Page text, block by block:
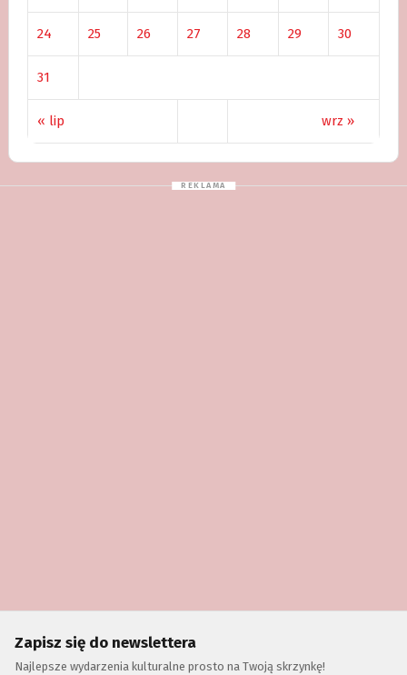
« lip wrz »
24 25 26 27 28 29 30
31
Zapisz się do newslettera
Najlepsze wydarzenia kulturalne prosto na Twoją skrzynkę!